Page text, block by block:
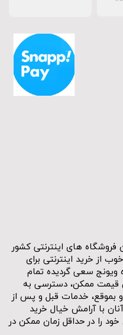
فروشگاه های اینترنتی کشور
از خرید اینترنتی برای
ویونج سعی گردیده تمام
قیمت ممکن، دسترسی به
بموقع، خدمات قبل و پس از
با آرامش خیال خرید
را در حداقل زمان ممکن در